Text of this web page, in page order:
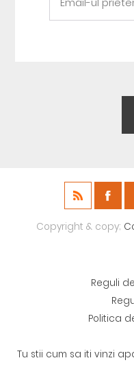
Copyright & copy;
Reguli
Politica
Tu stii cum sa iti vinzi